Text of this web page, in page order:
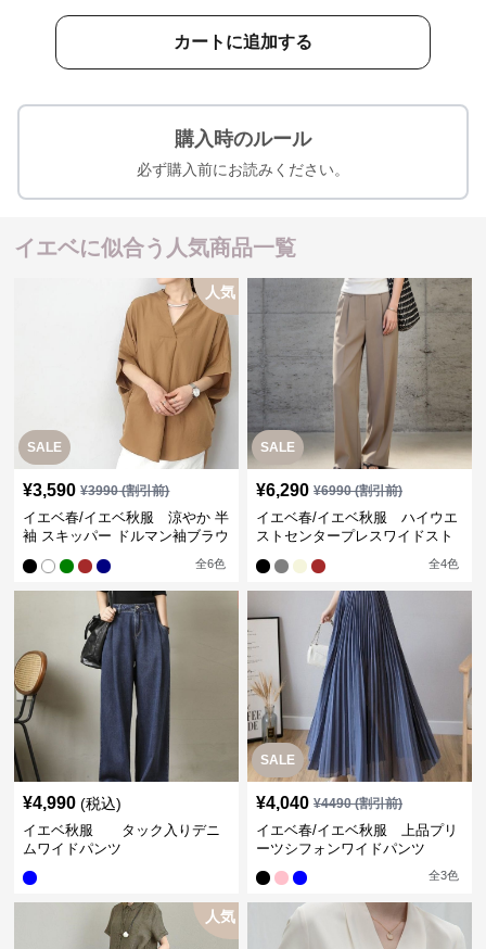
カートに追加する
購入時のルール
必ず購入前にお読みください。
イエベに似合う人気商品一覧
SALE
人気
¥3,590 ¥3990(割引前)
イエベ春/イエベ秋服 涼やか 半
袖 スキッパー ドルマン袖ブラウ
全6色
SALE
¥6,290 ¥6990(割引前)
イエベ春/イエベ秋服 ハイウエ
ストセンタープレスワイドスト
全4色
¥4,990 (税込)
イエベ秋服 タック入りデニ
ムワイドパンツ
SALE
¥4,040 ¥4490(割引前)
イエベ春/イエベ秋服 上品プリ
ーツシフォンワイドパンツ
全3色
人気